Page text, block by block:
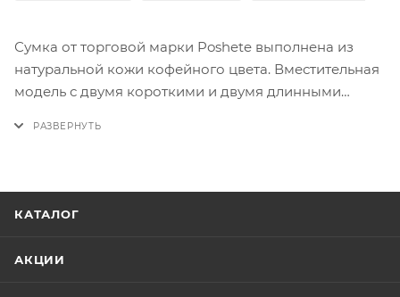
Сумка от торговой марки Poshete выполнена из
натуральной кожи кофейного цвета. Вместительная
модель с двумя короткими и двумя длинными
КАТАЛОГ
АКЦИИ